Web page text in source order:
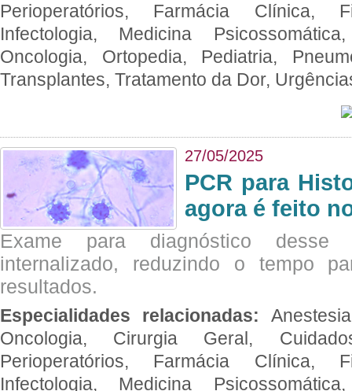
Perioperatórios, Farmácia Clínica,
Infectologia, Medicina
Oncologia, Ortopedia, Pediatria,
Transplantes, Tratamento da Dor,
27/05/2025
PCR para
agora é feito
Exame para diagnóstico desse
internalizado, reduzindo o tempo
resultados.
Especialidades relacionadas:
Oncologia, Cirurgia Geral,
Perioperatórios, Farmácia Clínica,
Infectologia, Medicina